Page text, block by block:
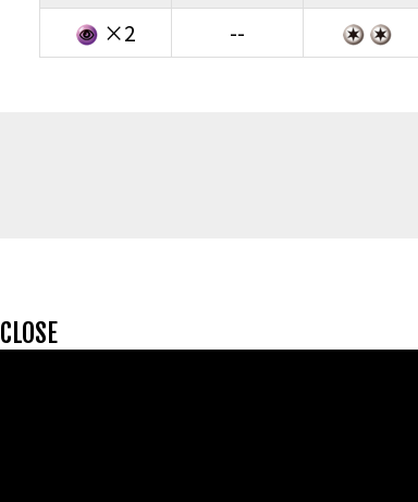
×2 --
CLOSE